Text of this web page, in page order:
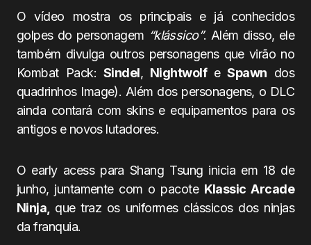
O vídeo mostra os principais e já conhecidos
golpes do personagem “klássico”. Além disso, ele
também divulga outros personagens que virão no
Kombat Pack: Sindel, NightwolfeSpawn dos
quadrinhos Image). Além dos personagens, o DLC
ainda contará com skins e equipamentos para os
antigos e novos lutadores.
O early acess para Shang Tsung inicia em 18 de
junho, juntamente com o pacote Klassic Arcade
Ninja, que traz os uniformes clássicos dos ninjas
da franquia.